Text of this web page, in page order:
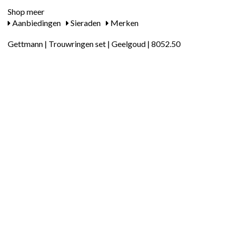
Shop meer
Aanbiedingen
Sieraden Merken
Gettmann | Trouwringen set | Geelgoud | 8052.50